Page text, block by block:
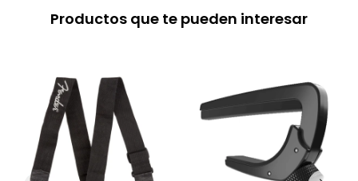
Productos que te pueden interesar